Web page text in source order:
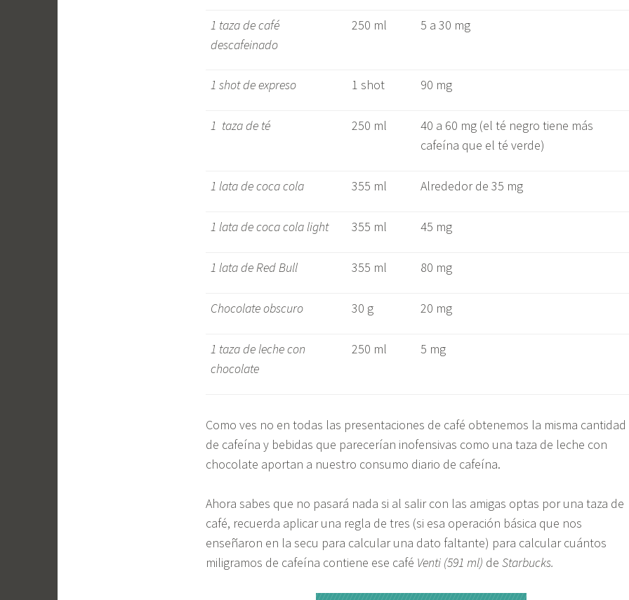
1 taza de café
descafeinado
250 ml 5 a 30 mg
1 shot de expreso 1 shot 90 mg
1 taza de té 250 ml
40 a 60 mg (el té negro tiene más
cafeína que el té verde)
1 lata de coca cola 355 ml Alrededor de 35 mg
1 lata de coca cola light 355 ml 45 mg
1 lata de Red Bull 355 ml 80 mg
Chocolate obscuro 30 g 20 mg
1 taza de leche con
chocolate
250 ml 5 mg
Como ves no en todas las presentaciones de café obtenemos la misma cantidad
de cafeína y bebidas que parecerían inofensivas como una taza de leche con
chocolate aportan a nuestro consumo diario de cafeína.
Ahora sabes que no pasará nada si al salir con las amigas optas por una taza de
café, recuerda aplicar una regla de tres (si esa operación básica que nos
enseñaron en la secu para calcular una dato faltante) para calcular cuántos
miligramos de cafeína contiene ese café Venti (591 ml) de Starbucks.